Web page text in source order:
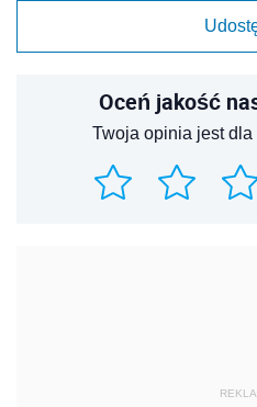
Oceń jakość
Twoja opinia jest